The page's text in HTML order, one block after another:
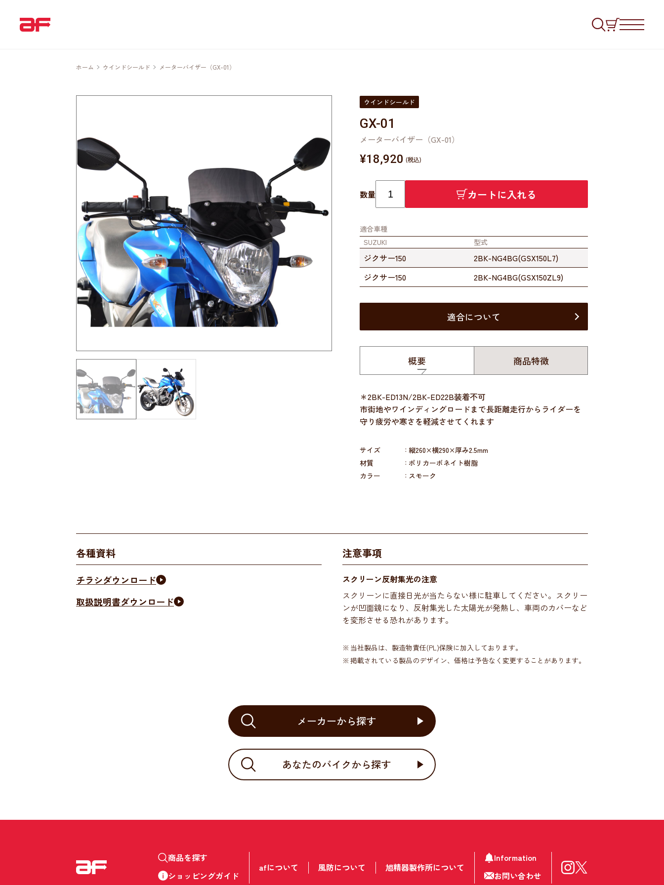
ホーム ウインドシールド メーターバイザー（GX-01）
ウインドシールド
GX-01
メーターバイザー（GX-01）
¥18,920
数量 カートに入れる
適合車種
SUZUKI
型式
ジクサー150
2BK-NG4BG(GSX150L7)
ジクサー150
2BK-NG4BG(GSX150ZL9)
適合について
概要 商品特徴
＊2BK-ED13N/2BK-ED22B装着不可
市街地やワインディングロードまで長距離走行からライダーを
守り疲労や寒さを軽減させてくれます
サイズ
縦260×横290×厚み2.5mm
材質
ポリカーボネイト樹脂
カラー
スモーク
各種資料
チラシダウンロード
取扱説明書ダウンロード
注意事項
スクリーン反射集光の注意
スクリーンに直接日光が当たらない様に駐車してください。スクリー
ンが凹面鏡になり、反射集光した太陽光が発熱し、車両のカバーなど
を変形させる恐れがあります。
当社製品は、製造物責任(PL)保険に加入しております。
掲載されている製品のデザイン、価格は予告なく変更することがあります。
メーカーから探す
あなたのバイクから探す
商品を探す
ショッピングガイド
afについて 風防について 旭精器製作所について
Information
お問い合わせ